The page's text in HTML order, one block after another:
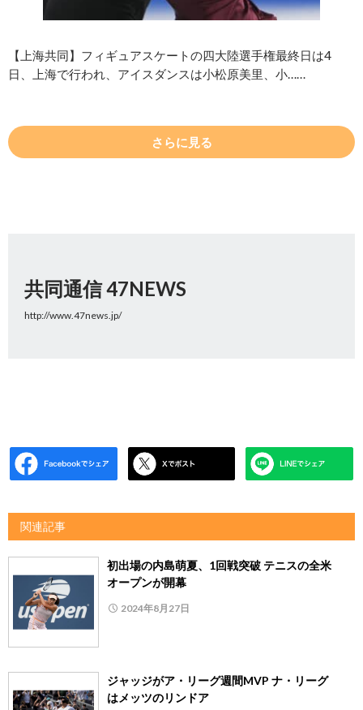
【上海共同】フィギュアスケートの四大陸選手権最終日は4
日、上海で行われ、アイスダンスは小松原美里、小……
さらに見る
共同通信 47NEWS
http://www.47news.jp/
関連記事
初出場の内島萌夏、1回戦突破 テニスの全米
オープンが開幕
2024年8月27日
ジャッジがア・リーグ週間MVP ナ・リーグ
はメッツのリンドア